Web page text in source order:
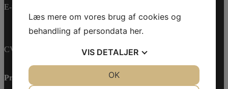
E-mail:
CVR-nummer: 27233678
Produkter
Læs mere om vores brug af cookies og
behandling af persondata her.
VIS DETALJER
OK